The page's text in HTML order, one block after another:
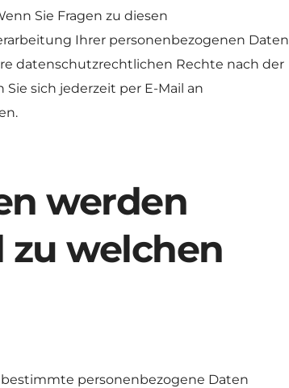
Sie Fragen zu diesen
Ihrer personenbezogenen Daten
datenschutzrechtlichen Rechte nach der
sich jederzeit per E-Mail an
werden
welchen
personenbezogene Daten